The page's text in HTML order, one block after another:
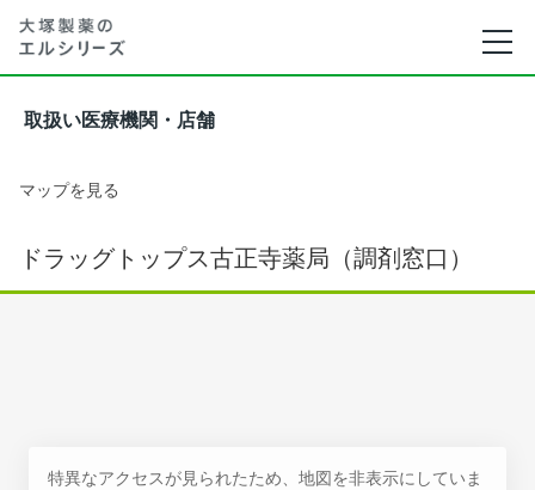
取扱い医療機関・店舗
マップを見る
ドラッグトップス古正寺薬局（調剤窓口）
特異なアクセスが見られたため、地図を非表示にしていま